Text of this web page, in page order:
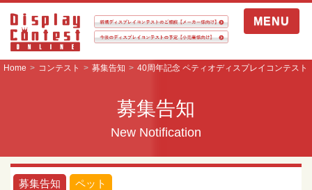
MENU
Home コンテスト 募集告知 40周年記念 ペティオディスプレイコンテスト
募集告知
New Notification
募集告知 ペット